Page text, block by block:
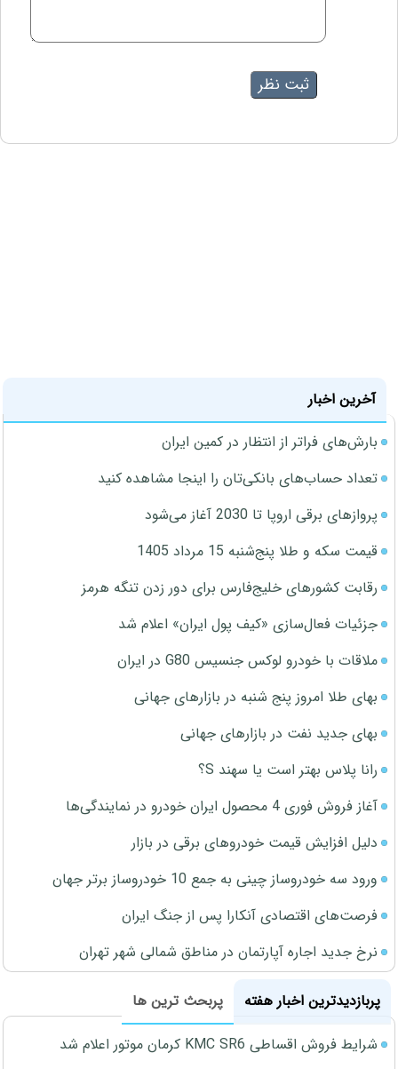
آخرین اخبار
بارش‌های فراتر از انتظار در کمین ایران
تعداد حساب‌های بانکی‌تان را اینجا مشاهده کنید
پروازهای برقی اروپا تا 2030 آغاز می‌شود
قیمت سکه و طلا پنج‌شنبه 15 مرداد 1405
رقابت کشورهای خلیج‌فارس برای دور زدن تنگه هرمز
جزئیات فعال‌سازی «کیف پول ایران» اعلام شد
ملاقات با خودرو لوکس جنسیس G80 در ایران
بهای طلا امروز پنج شنبه در بازارهای جهانی
بهای جدید نفت در بازارهای جهانی
رانا پلاس بهتر است یا سهند S؟
آغاز فروش فوری 4 محصول ایران خودرو در نمایندگی‌ها
دلیل افزایش قیمت خودروهای برقی در بازار
ورود سه خودروساز چینی به جمع 10 خودروساز برتر جهان
فرصت‌های اقتصادی آنکارا پس از جنگ ایران
نرخ جدید اجاره آپارتمان در مناطق شمالی شهر تهران
پربازدیدترین اخبار هفته
پربحث ترین ها
شرایط فروش اقساطی KMC SR6 کرمان موتور اعلام شد